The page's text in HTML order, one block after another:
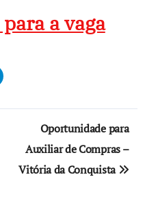
a vaga
Oportunidade para
Auxiliar de Compras –
Vitória da Conquista